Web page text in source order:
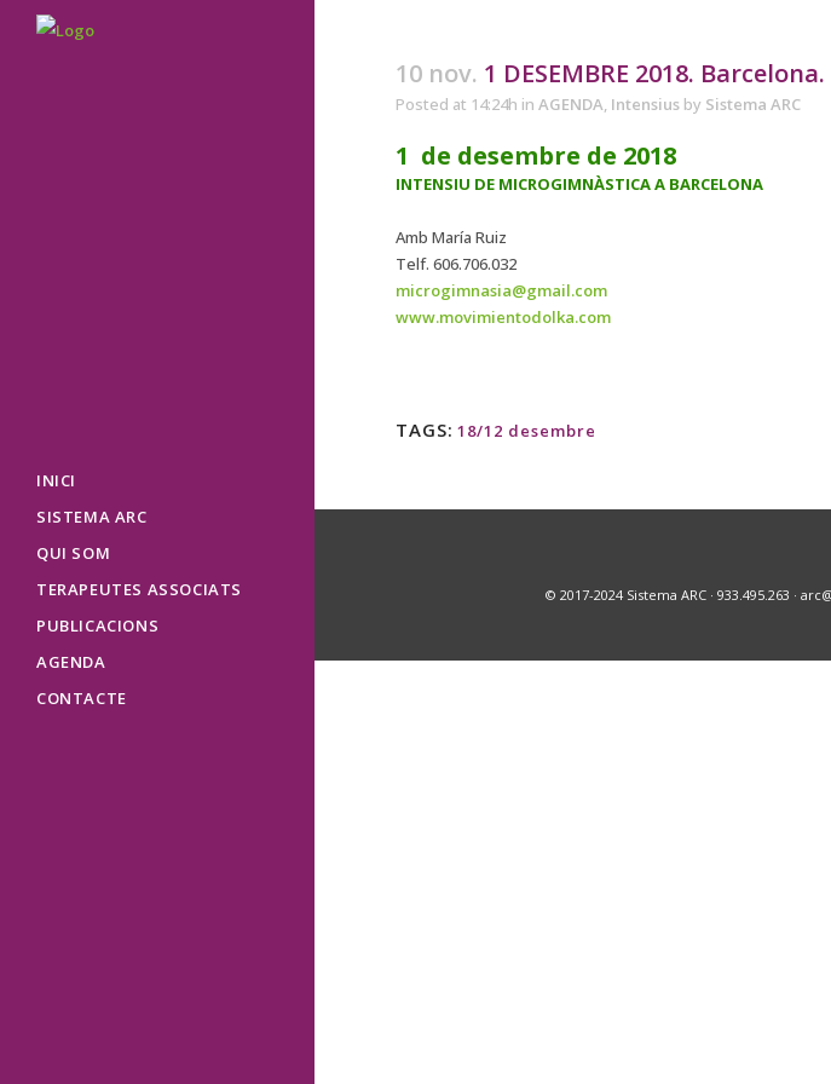
INICI
SISTEMA ARC
QUI SOM
TERAPEUTES ASSOCIATS
PUBLICACIONS
AGENDA
CONTACTE
10 nov. 1 DESEMBRE 2018.
Posted at 14:24h in AGENDA, Intensius by Sistema ARC
1 de desembre de 2018
INTENSIU DE MICROGIMNÀSTICA A BARCELONA
Amb María Ruiz
Telf. 606.706.032
microgimnasia@gmail.com
www.movimientodolka.com
TAGS: 18/12 desembre
© 2017-2024 Sistema ARC · 933.495.263 ·